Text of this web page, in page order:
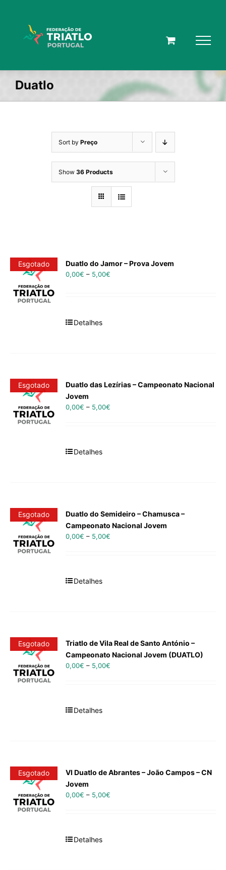
Duatlo
Sort by Preço
Show 36 Products
Esgotado Duatlo do Jamor – Prova Jovem
0,00€ – 5,00€
Detalhes
Esgotado
Duatlo das Lezírias – Campeonato Nacional
Jovem
0,00€ – 5,00€
Detalhes
Esgotado
Duatlo do Semideiro – Chamusca –
Campeonato Nacional Jovem
0,00€ – 5,00€
Detalhes
Esgotado
Triatlo de Vila Real de Santo António –
Campeonato Nacional Jovem (DUATLO)
0,00€ – 5,00€
Detalhes
Esgotado
VI Duatlo de Abrantes – João Campos – CN
Jovem
0,00€ – 5,00€
Detalhes